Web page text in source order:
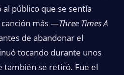
al público que se sentía
más —Three Times A
de abandonar el
tocando durante unos
también se retiró. Fue el